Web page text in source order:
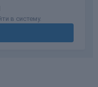
в систему.